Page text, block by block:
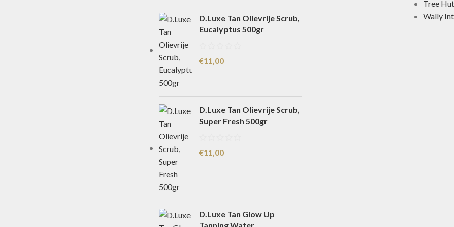
D.Luxe Tan Olievrije Scrub,
Eucalyptus 500gr
€11,00
D.Luxe Tan Olievrije Scrub,
Super Fresh 500gr
€11,00
D.Luxe Tan Glow Up
Tree Hut
Wally